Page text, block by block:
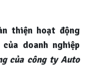
thiện hoạt động
của doanh nghiệp
của công ty Auto